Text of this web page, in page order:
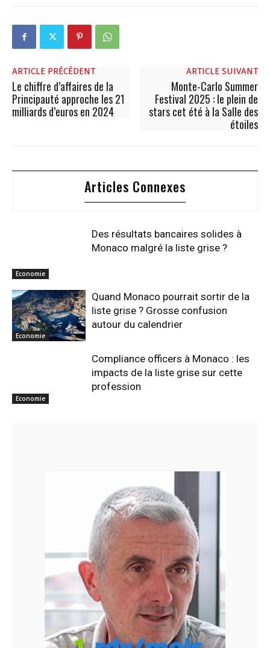
ARTICLE PRÉCÉDENT
Le chiffre d’affaires de la
Principauté approche les 21
milliards d’euros en 2024
ARTICLE SUIVANT
Monte-Carlo Summer
Festival 2025 : le plein de
stars cet été à la Salle des
étoiles
Articles Connexes
Economie
Des résultats bancaires solides à
Monaco malgré la liste grise ?
Economie
Quand Monaco pourrait sortir de la
liste grise ? Grosse confusion
autour du calendrier
Economie
Compliance officers à Monaco : les
impacts de la liste grise sur cette
profession